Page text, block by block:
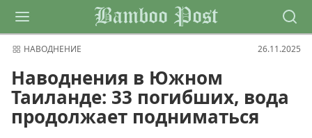
Bamboo Post
НАВОДНЕНИЕ 26.11.2025
Наводнения в Южном
Таиланде: 33 погибших, вода
продолжает подниматься